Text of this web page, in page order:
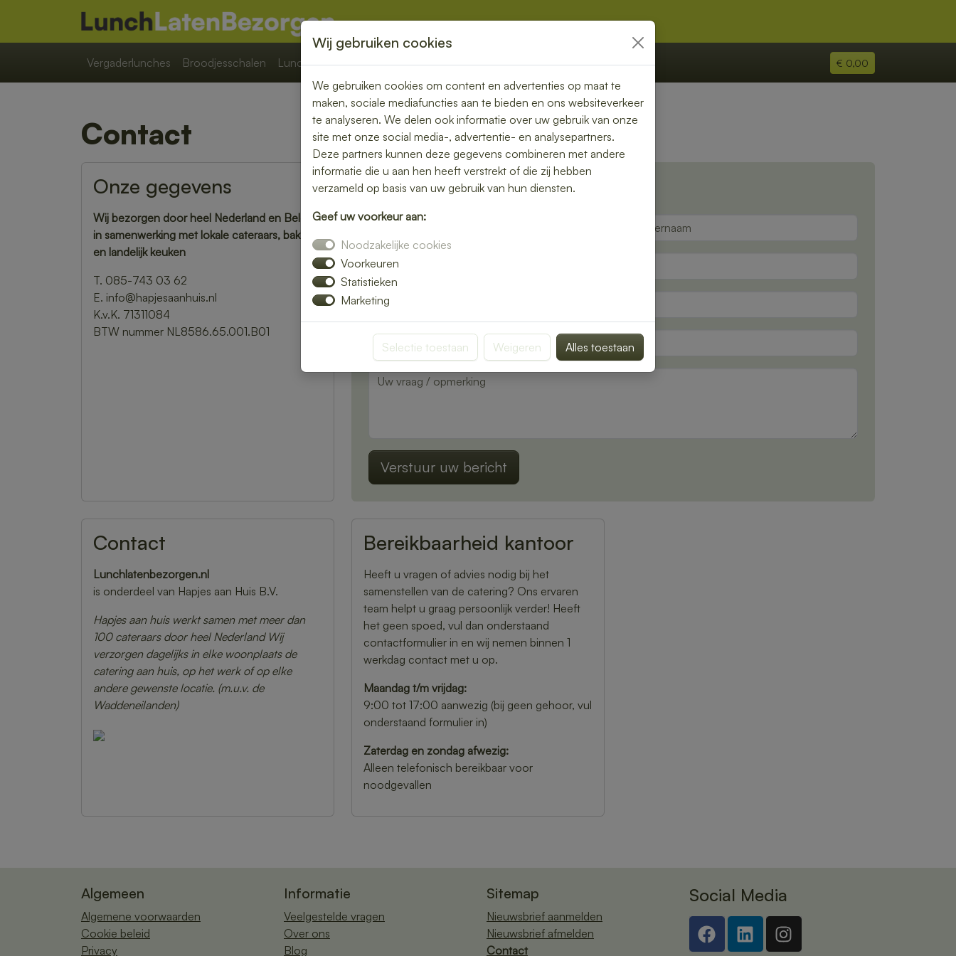
Vergaderlunches Broodjesschalen Lunchpakketten Overige € 0,00
Contact
Onze gegevens
Wij bezorgen door heel Nederland en België
in samenwerking met lokale cateraars, bakkers
en landelijk keuken
T. 085-743 03 62
E. info@hapjesaanhuis.nl
K.v.K. 71311084
BTW nummer NL8586.65.001.B01
Contactformulier
Verstuur uw bericht
Contact
Lunchlatenbezorgen.nl
is onderdeel van Hapjes aan Huis B.V.
Hapjes aan huis werkt samen met meer dan
100 cateraars door heel Nederland Wij
verzorgen dagelijks in elke woonplaats de
catering aan huis, op het werk of op elke
andere gewenste locatie. (m.u.v. de
Waddeneilanden)
Bereikbaarheid kantoor
Heeft u vragen of advies nodig bij het
samenstellen van de catering? Ons ervaren
team helpt u graag persoonlijk verder! Heeft
het geen spoed, vul dan onderstaand
contactformulier in en wij nemen binnen 1
werkdag contact met u op.
Maandag t/m vrijdag:
9:00 tot 17:00 aanwezig (bij geen gehoor, vul
onderstaand formulier in)
Zaterdag en zondag afwezig:
Alleen telefonisch bereikbaar voor
noodgevallen
Algemeen
Algemene voorwaarden
Cookie beleid
Privacy
Informatie
Veelgestelde vragen
Over ons
Blog
Sitemap
Nieuwsbrief aanmelden
Nieuwsbrief afmelden
Contact
Social Media
Wij gebruiken cookies
We gebruiken cookies om content en advertenties op maat te
maken, sociale mediafuncties aan te bieden en ons websiteverkeer
te analyseren. We delen ook informatie over uw gebruik van onze
site met onze social media-, advertentie- en analysepartners.
Deze partners kunnen deze gegevens combineren met andere
informatie die u aan hen heeft verstrekt of die zij hebben
verzameld op basis van uw gebruik van hun diensten.
Geef uw voorkeur aan:
Noodzakelijke cookies
Voorkeuren
Statistieken
Marketing
Selectie toestaan Weigeren Alles toestaan